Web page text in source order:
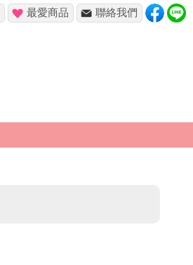
最愛商品 聯絡我們